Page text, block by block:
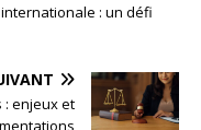
: un défi
: enjeux et